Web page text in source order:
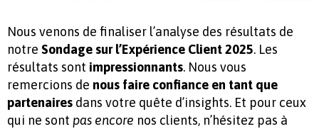
Nous venons de finaliser l’analyse des résultats de
notre Sondage sur l’Expérience Client 2025. Les
résultats sont impressionnants. Nous vous
remercions de nous faire confiance en tant que
partenaires dans votre quête d’insights. Et pour ceux
qui ne sont pas encore nos clients, n’hésitez pas à